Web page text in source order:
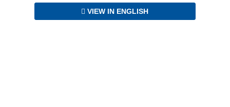
VIEW IN ENGLISH